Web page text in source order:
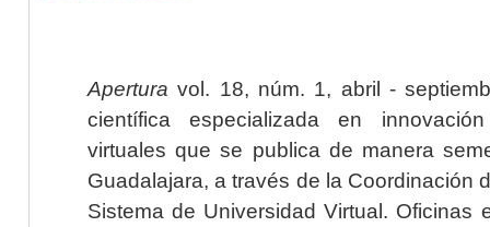
Apertura vol. 18, núm. 1, abril -
científica especializada en
virtuales que se publica de manera
Guadalajara, a través de la Coordinación
Sistema de Universidad Virtual. Oficinas